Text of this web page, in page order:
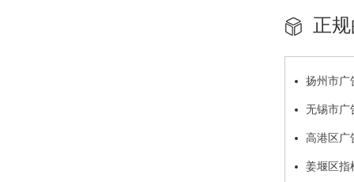
正
扬州市广
无锡市广
高港区广
姜堰区指